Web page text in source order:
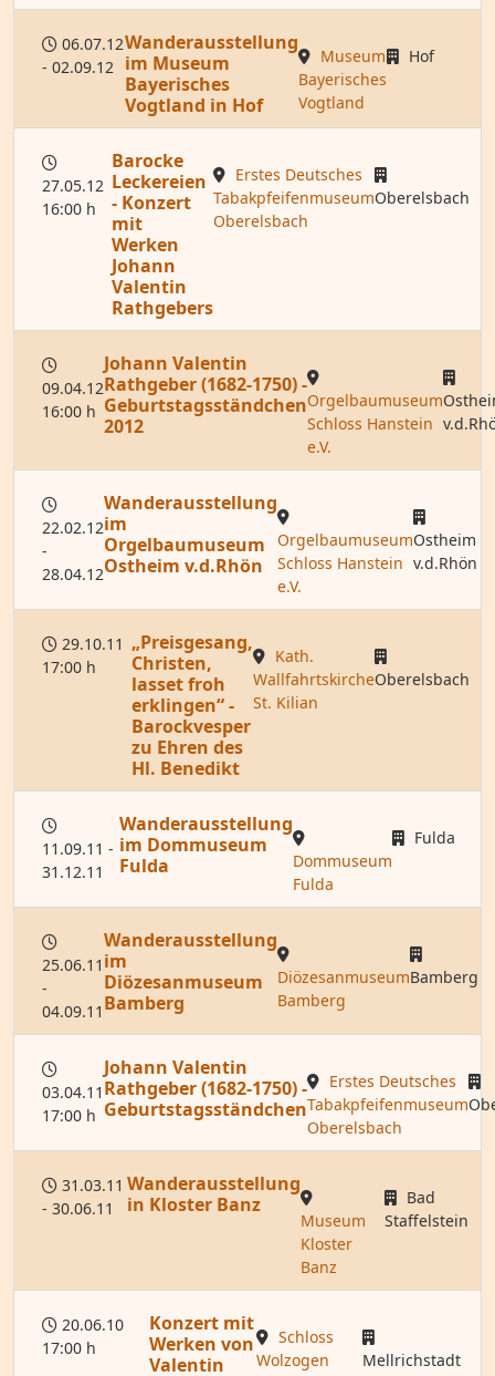
06.07.12
- 02.09.12
Wanderausstellung
im Museum
Bayerisches
Vogtland in Hof
Museum
Bayerisches
Vogtland
Hof
27.05.12
16:00 h
Barocke
Leckereien
- Konzert
mit
Werken
Johann
Valentin
Rathgebers
Erstes Deutsches
Tabakpfeifenmuseum
Oberelsbach
Oberelsbach
09.04.12
16:00 h
Johann Valentin
Rathgeber (1682-1750) -
Geburtstagsständchen
2012
Orgelbaumuseum
Schloss Hanstein
e.V.
22.02.12
-
28.04.12
Wanderausstellung
im
Orgelbaumuseum
Ostheim v.d.Rhön
Orgelbaumuseum
Schloss Hanstein
e.V.
Ostheim
v.d.Rhön
29.10.11
17:00 h
„Preisgesang,
Christen,
lasset froh
erklingen“ -
Barockvesper
zu Ehren des
Hl. Benedikt
Kath.
Wallfahrtskirche
St. Kilian
Oberelsbach
11.09.11 -
31.12.11
Wanderausstellung
im Dommuseum
Fulda
Dommuseum
Fulda
Fulda
25.06.11
-
04.09.11
Wanderausstellung
im
Diözesanmuseum
Bamberg
Diözesanmuseum
Bamberg
Bamberg
03.04.11
17:00 h
Johann Valentin
Rathgeber (1682-1750) -
Geburtstagsständchen
Erstes Deutsches
Tabakpfeifenmuseum
Oberelsbach
31.03.11
- 30.06.11
Wanderausstellung
in Kloster Banz
Museum
Kloster
Banz
Bad
Staffelstein
20.06.10
17:00 h
Konzert mit
Werken von
Valentin
Schloss
Wolzogen
Mellrichstadt